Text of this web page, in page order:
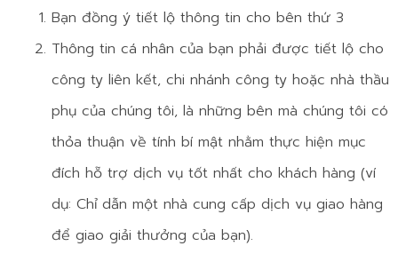
Bạn đồng ý tiết lộ thông tin cho bên thứ 3
Thông tin cá nhân của bạn phải được tiết lộ cho
công ty liên kết, chi nhánh công ty hoặc nhà thầu
phụ của chúng tôi, là những bên mà chúng tôi có
thỏa thuận về tính bí mật nhằm thực hiện mục
đích hỗ trợ dịch vụ tốt nhất cho khách hàng (ví
dụ: Chỉ dẫn một nhà cung cấp dịch vụ giao hàng
để giao giải thưởng của bạn).